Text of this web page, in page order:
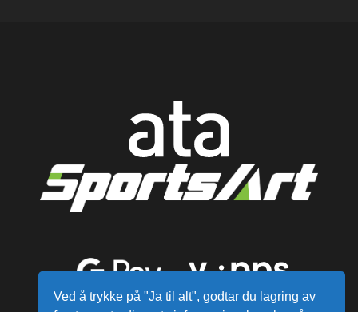
Ved å trykke på "Ja til alt", godtar du lagring av